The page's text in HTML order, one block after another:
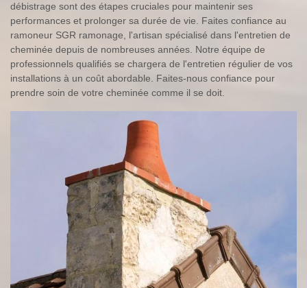
débistrage sont des étapes cruciales pour maintenir ses
performances et prolonger sa durée de vie. Faites confiance au
ramoneur SGR ramonage, l'artisan spécialisé dans l'entretien de
cheminée depuis de nombreuses années. Notre équipe de
professionnels qualifiés se chargera de l'entretien régulier de vos
installations à un coût abordable. Faites-nous confiance pour
prendre soin de votre cheminée comme il se doit.